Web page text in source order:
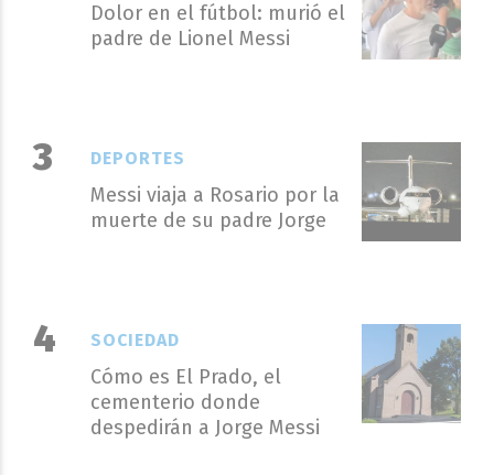
Dolor en el fútbol: murió el
padre de Lionel Messi
Messi viaja a Rosario por la
muerte de su padre Jorge
DEPORTES
Cómo es El Prado, el
cementerio donde
despedirán a Jorge Messi
SOCIEDAD